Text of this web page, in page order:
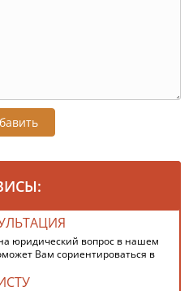
юридический вопрос в нашем
Вам сориентироваться в